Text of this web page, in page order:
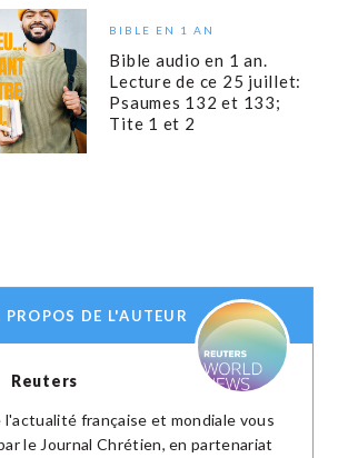
BIBLE EN 1 AN
Bible audio en 1 an.
Lecture de ce 25 juillet:
Psaumes 132 et 133;
Tite 1 et 2
PROPOS DE L'AUTEUR
Reuters
l'actualité française et mondiale vous
le Journal Chrétien, en partenariat